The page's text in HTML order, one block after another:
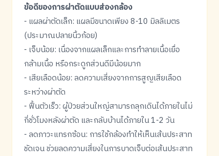
ข้อดีของการผ่าตัดแบบส่องกล้อง
- แผลผ่าตัดเล็ก: แผลมีขนาดเพียง 8-10 มิลลิเมตร
(ประมาณปลายนิ้วก้อย)
- เจ็บน้อย: เนื่องจากแผลเล็กและการทำลายเนื้อเยื่อ
กล้ามเนื้อ หรือกระดูกส่วนดีมีน้อยมาก
- เสียเลือดน้อย: ลดความเสี่ยงจากการสูญเสียเลือด
ระหว่างผ่าตัด
- ฟื้นตัวเร็ว: ผู้ป่วยส่วนใหญ่สามารถลุกเดินได้ภายในไม่
กี่ชั่วโมงหลังผ่าตัด และกลับบ้านได้ภายใน 1-2 วัน
- ลดภาวะแทรกซ้อน: การใช้กล้องทำให้เห็นเส้นประสาท
ชัดเจน ช่วยลดความเสี่ยงในการบาดเจ็บต่อเส้นประสาท